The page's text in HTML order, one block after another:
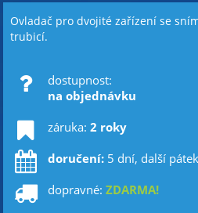
Ovladač pro dvojité zařízení se
trubicí.
dostupnost:
na objednávku
záruka: 2 roky
doručení: 5 dní, další
dopravné: ZDARMA!